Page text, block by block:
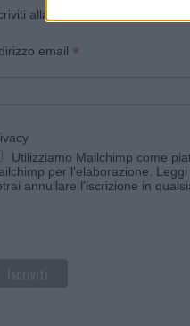
alla newsletter di Gallura
email *
Utilizziamo Mailchimp come
per l'elaborazione.
annullare l'iscrizione in